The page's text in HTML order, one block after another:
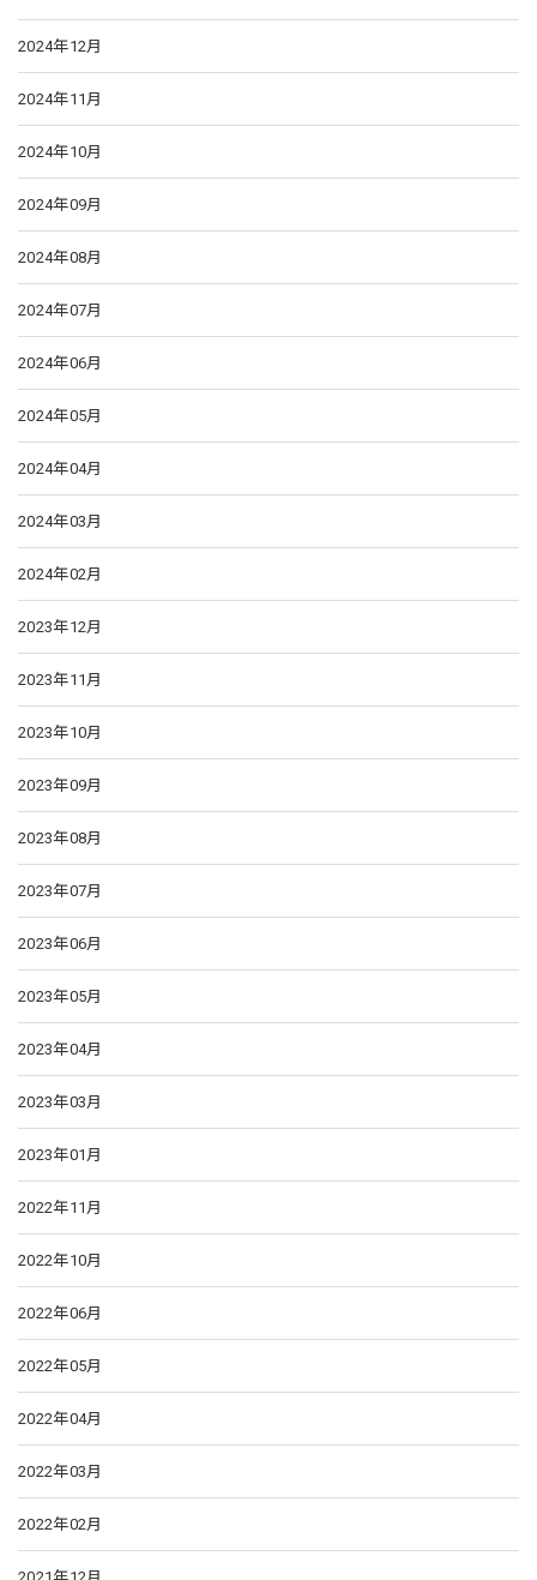
2024年12月
2024年11月
2024年10月
2024年09月
2024年08月
2024年07月
2024年06月
2024年05月
2024年04月
2024年03月
2024年02月
2023年12月
2023年11月
2023年10月
2023年09月
2023年08月
2023年07月
2023年06月
2023年05月
2023年04月
2023年03月
2023年01月
2022年11月
2022年10月
2022年06月
2022年05月
2022年04月
2022年03月
2022年02月